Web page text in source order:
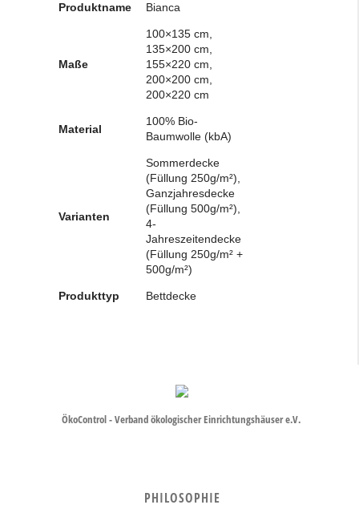
Produktname Bianca
Maße
100×135 cm,
135×200 cm,
155×220 cm,
200×200 cm,
200×220 cm
Material
100% Bio-
Baumwolle (kbA)
Varianten
Sommerdecke
(Füllung 250g/m²),
Ganzjahresdecke
(Füllung 500g/m²),
4-
Jahreszeitendecke
(Füllung 250g/m² +
500g/m²)
Produkttyp Bettdecke
ÖkoControl - Verband ökologischer Einrichtungshäuser e.V.
PHILOSOPHIE